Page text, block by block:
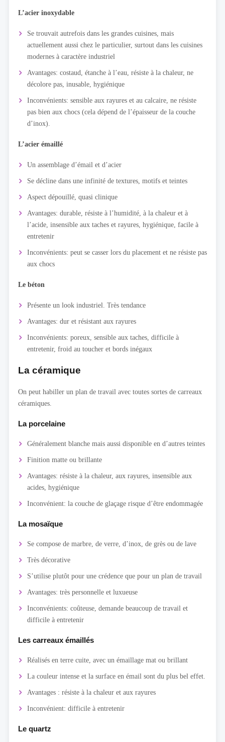
L’acier inoxydable
Se trouvait autrefois dans les grandes cuisines, mais
actuellement aussi chez le particulier, surtout dans les cuisines
modernes à caractère industriel
Avantages: costaud, étanche à l’eau, résiste à la chaleur, ne
décolore pas, inusable, hygiénique
Inconvénients: sensible aux rayures et au calcaire, ne résiste
pas bien aux chocs (cela dépend de l’épaisseur de la couche
d’inox).
L’acier émaillé
Un assemblage d’émail et d’acier
Se décline dans une infinité de textures, motifs et teintes
Aspect dépouillé, quasi clinique
Avantages: durable, résiste à l’humidité, à la chaleur et à
l’acide, insensible aux taches et rayures, hygiénique, facile à
entretenir
Inconvénients: peut se casser lors du placement et ne résiste pas
aux chocs
Le béton
Présente un look industriel. Très tendance
Avantages: dur et résistant aux rayures
Inconvénients: poreux, sensible aux taches, difficile à
entretenir, froid au toucher et bords inégaux
La céramique
On peut habiller un plan de travail avec toutes sortes de carreaux
céramiques.
La porcelaine
Généralement blanche mais aussi disponible en d’autres teintes
Finition matte ou brillante
Avantages: résiste à la chaleur, aux rayures, insensible aux
acides, hygiénique
Inconvénient: la couche de glaçage risque d’être endommagée
La mosaïque
Se compose de marbre, de verre, d’inox, de grès ou de lave
Très décorative
S’utilise plutôt pour une crédence que pour un plan de travail
Avantages: très personnelle et luxueuse
Inconvénients: coûteuse, demande beaucoup de travail et
difficile à entretenir
Les carreaux émaillés
Réalisés en terre cuite, avec un émaillage mat ou brillant
La couleur intense et la surface en émail sont du plus bel effet.
Avantages : résiste à la chaleur et aux rayures
Inconvénient: difficile à entretenir
Le quartz